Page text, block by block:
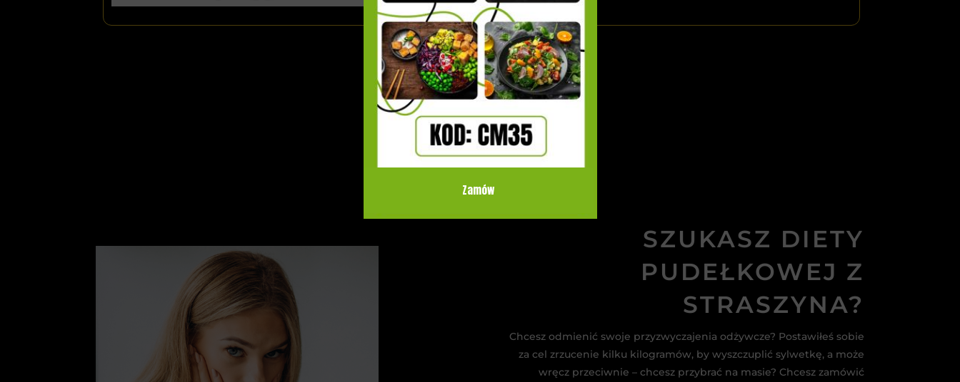
Dodaj swój catering!
SZUKASZ DIETY
PUDEŁKOWEJ Z
STRASZYNA?
Chcesz odmienić swoje przyzwyczajenia odżywcze? Postawiłeś sobie
za cel zrzucenie kilku kilogramów, by wyszczuplić sylwetkę, a może
wręcz przeciwnie – chcesz przybrać na masie? Chcesz zamówić
Zamów